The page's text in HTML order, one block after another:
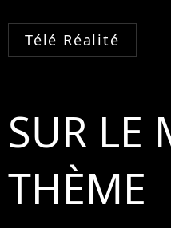
Télé Réalité
SUR LE
THÈME